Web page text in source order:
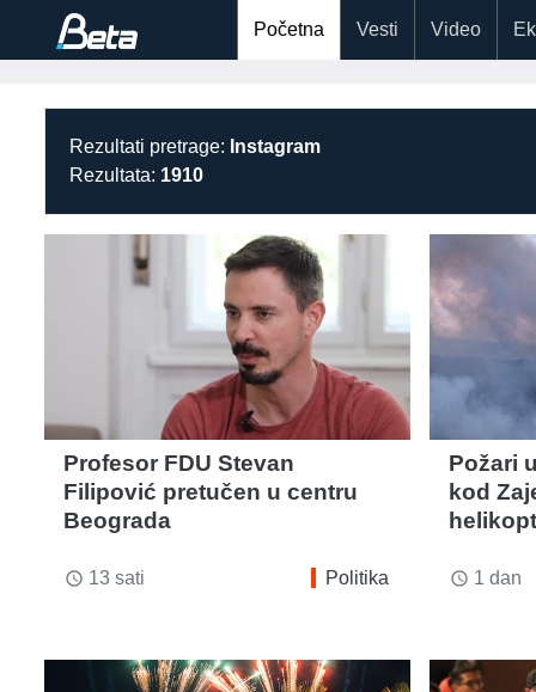
Početna Vesti Video
Rezultati pretrage: Instagram
Rezultata: 1910
Profesor FDU Stevan
Filipović pretučen u centru
Beograda
access_time 13 sati Politika
Požari
kod
access_time 1 dan